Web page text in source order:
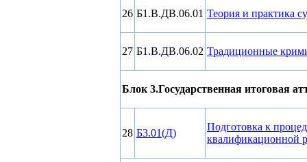
26 Б1.В.ДВ.06.01 Теория и практика
27 Б1.В.ДВ.06.02 Традиционные
Блок 3.Государственная итоговая
28 Б3.01(Д)
Подготовка к
квалификационной